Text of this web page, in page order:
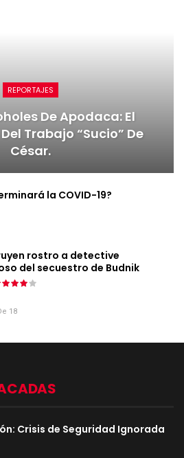
REPORTAJES
De Apodaca: El
Trabajo “sucio” De
César.
la COVID-19?
rostro a detective
del secuestro de Budnik
18
Crisis de Seguridad Ignorada